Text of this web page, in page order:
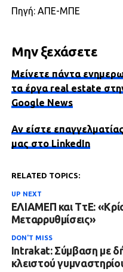
Πηγή: ΑΠΕ-ΜΠΕ
Μην ξεχάσετε
Μείνετε πάντα
τα έργα real estate
Google News
Αν είστε
μας στο LinkedIn
RELATED TOPICS:
UP NEXT
ΕΛΙΑΜΕΠ και ΤτΕ:
Μεταρρυθμίσεις»
DON'T MISS
Intrakat: Σύμβαση με
κλειστού